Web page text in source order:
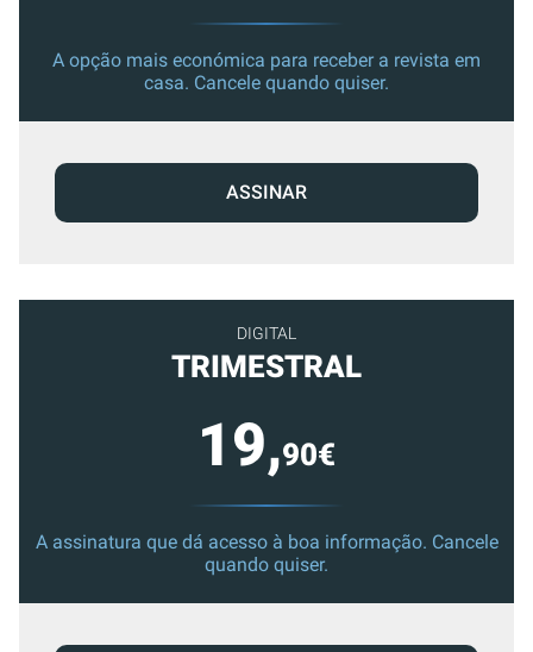
A opção mais económica para receber a revista em
casa. Cancele quando quiser.
ASSINAR
DIGITAL
TRIMESTRAL
19,90€
A assinatura que dá acesso à boa informação. Cancele
quando quiser.